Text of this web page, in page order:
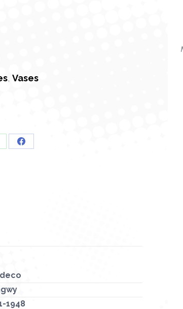
, Vases
Partager
1948